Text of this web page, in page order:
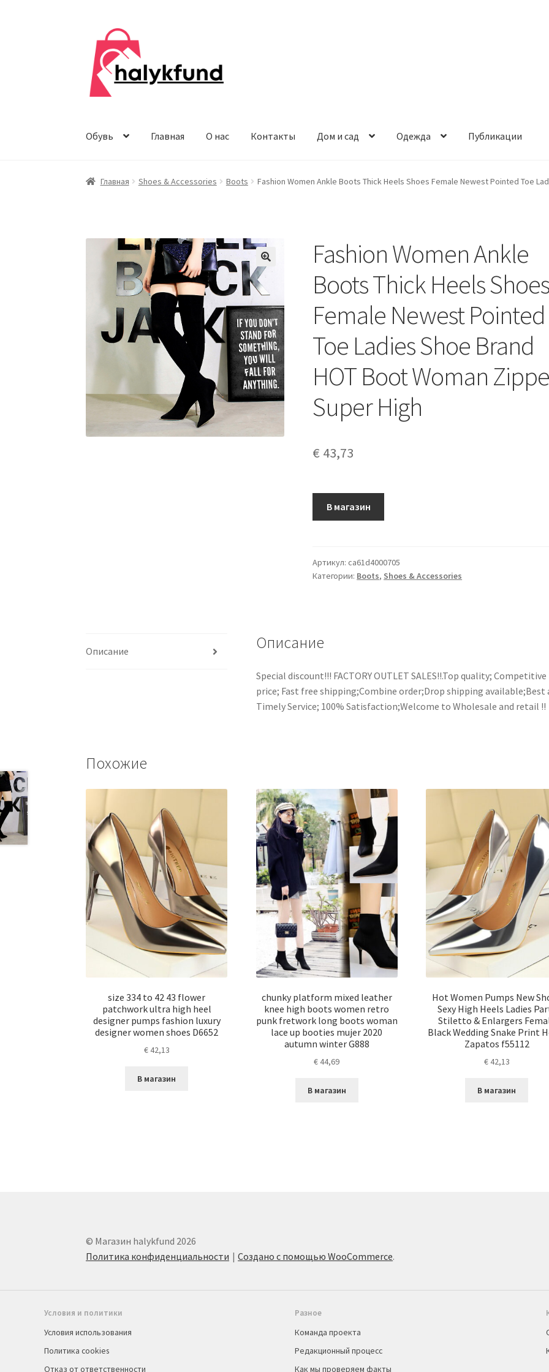
Перейти
навигации
Перейти
содержимому
Обувь Главная О нас Контакты Дом и сад Одежда Публикации
Главная Shoes & Accessories Boots Fashion Women Ankle Boots Thick Heels Shoes Female Newest Pointed Toe
Fashion Women Ankle
Boots Thick Heels
Female Newest Pointed
Toe Ladies Shoe Brand
HOT Boot Woman
Super High
€ 43,73
В магазин
Артикул:ca61d4000705
Категории: Boots, Shoes & Accessories
Описание Описание
Special discount!!! FACTORY OUTLET SALES!!.Top quality; Competitive
price; Fast free shipping;Combine order;Drop shipping available;Best
Timely Service; 100% Satisfaction;Welcome to Wholesale and retail !!
Похожие
size 334 to 42 43 flower
patchwork ultra high heel
designer pumps fashion luxury
designer women shoes D6652
€42,13
В магазин
chunky platform mixed leather
knee high boots women retro
punk fretwork long boots woman
lace up booties mujer 2020
autumn winter G888
€44,69
В магазин
Hot Women Pumps New
Sexy High Heels Ladies
Stiletto & Enlargers
Black Wedding Snake Print
Zapatos f55112
€42,13
В магазин
© Магазин halykfund 2026
Политика конфиденциальности
Создано с помощью WooCommerce.
Условия и политики
Условия использования
Политика cookies
Отказ от ответственности
Разное
Команда проекта
Редакционный процесс
Как мы проверяем факты